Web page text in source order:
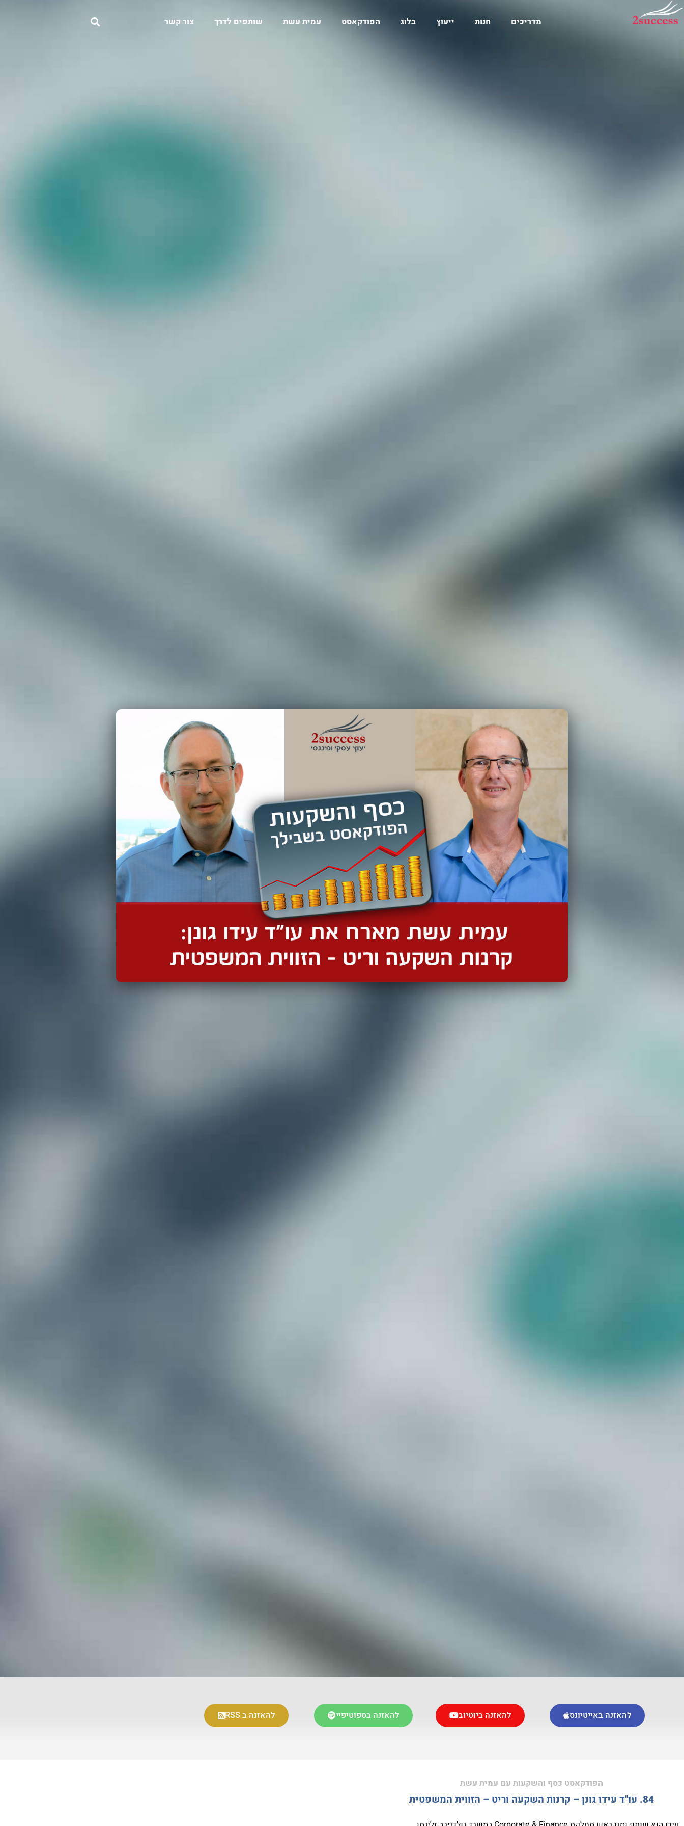
מדריכים חנות ייעוץ בלוג הפודקאסט עמית עשת שותפים לדרך צור קשר
להאזנה באייטיונס להאזנה ביוטיוב להאזנה בספוטיפיי להאזנה ב RSS
הפודקאסט כסף והשקעות עם עמית עשת
84. עו"ד עידו גונן – קרנות השקעה וריט – הזווית המשפטית